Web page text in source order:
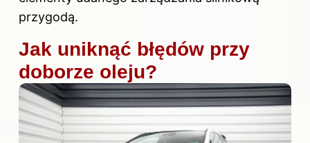
przygodą.
Jak uniknąć błędów przy
doborze oleju?